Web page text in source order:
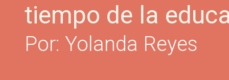
tiempo de la
Por: Yolanda Reyes